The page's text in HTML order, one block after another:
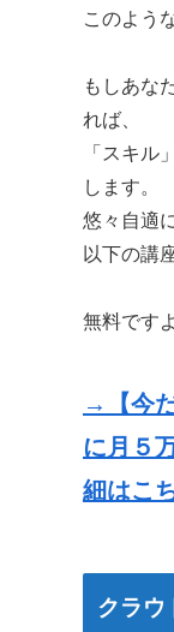
このよう
もしあな
れば、
「スキル
します。
悠々自適
以下の講
無料です
→【今
に月５
細はこ
クラウ